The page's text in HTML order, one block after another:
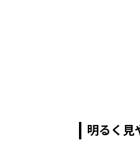
明るく見